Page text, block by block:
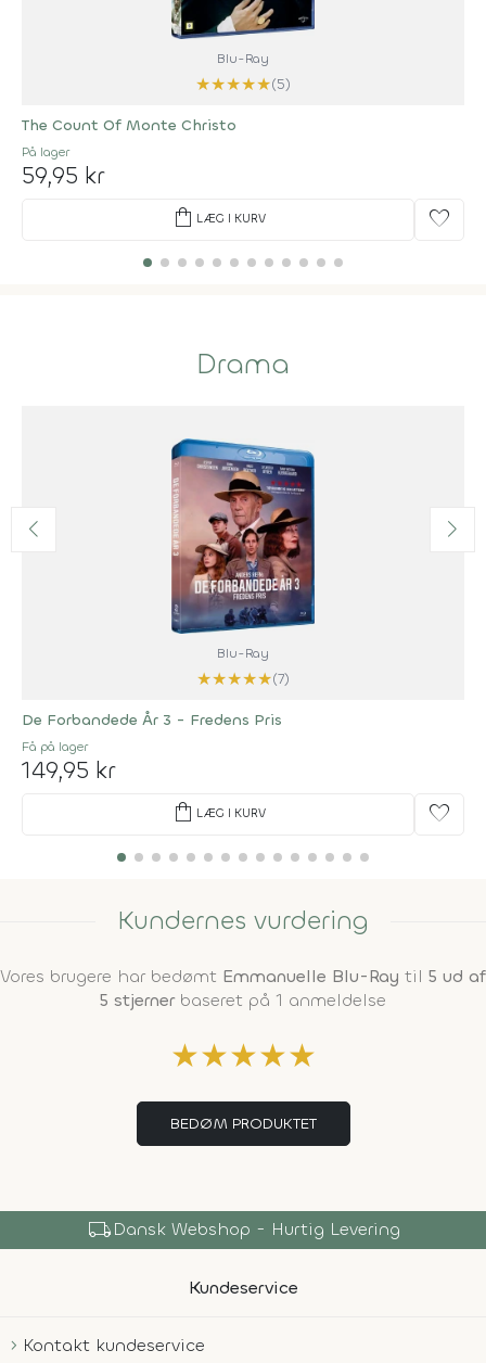
Blu-Ray
★★★★★(5)
The Count Of Monte Christo
På lager
59,95 kr
shopping_bag LÆG I KURV favorite
Drama
Blu-Ray
★★★★★(7)
De Forbandede År 3 - Fredens Pris
Få på lager
149,95 kr
shopping_bag LÆG I KURV favorite
Kundernes vurdering
Vores brugere har bedømt Emmanuelle Blu-Ray til 5 ud af
5 stjernerbaseret på 1 anmeldelse
★★★★★
BEDØM PRODUKTET
local_shippingDansk Webshop - Hurtig Levering
Kundeservice
Kontakt kundeservice